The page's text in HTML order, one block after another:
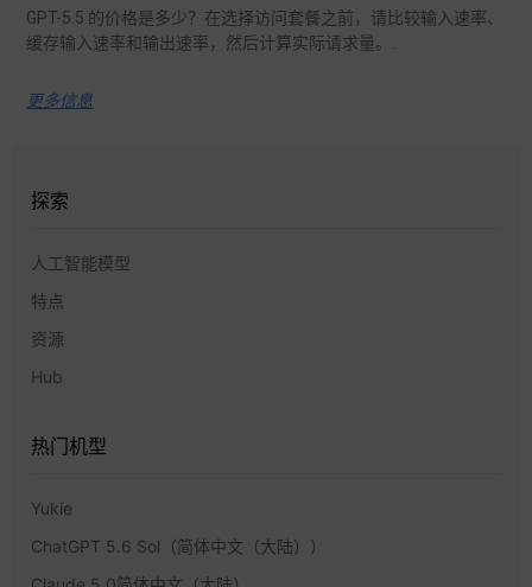
GPT-5.5 的价格是多少？在选择访问套餐之前，请比较输入速率、
缓存输入速率和输出速率，然后计算实际请求量。.
更多信息
探索
人工智能模型
特点
资源
Hub
热门机型
Yukie
ChatGPT 5.6 Sol（简体中文（大陆））